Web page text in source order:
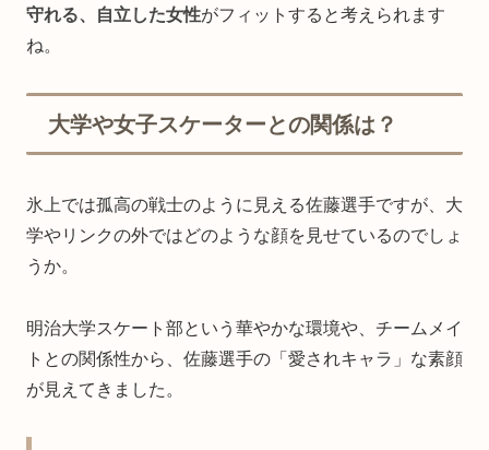
守れる、自立した女性がフィットすると考えられます
ね。
大学や女子スケーターとの関係は？
氷上では孤高の戦士のように見える佐藤選手ですが、大
学やリンクの外ではどのような顔を見せているのでしょ
うか。
明治大学スケート部という華やかな環境や、チームメイ
トとの関係性から、佐藤選手の「愛されキャラ」な素顔
が見えてきました。